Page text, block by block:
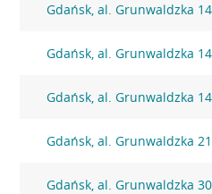
Gdańsk, al. Grunwaldzka
Gdańsk, al. Grunwaldzka
Gdańsk, al. Grunwaldzka
Gdańsk, al. Grunwaldzka
Gdańsk, al. Grunwaldzka